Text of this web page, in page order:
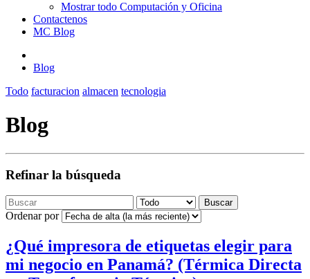
Mostrar todo Computación y Oficina
Contactenos
MC Blog
Blog
Todo facturacion almacen tecnologia
Blog
Refinar la búsqueda
Buscar
Ordenar por
¿Qué impresora de etiquetas elegir para
mi negocio en Panamá? (Térmica Directa